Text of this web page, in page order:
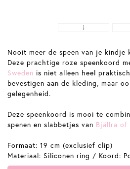
Nooit meer de speen van je kindje
Deze prachtige roze speenkoord
Sweden is niet alleen heel
bevestigen aan de kleding, maar
gelegenheid.
Deze speenkoord is mooi te
spenen en slabbetjes van Bjällra of
Formaat: 19 cm (exclusief clip)
Materiaal: Siliconen ring / Koord: